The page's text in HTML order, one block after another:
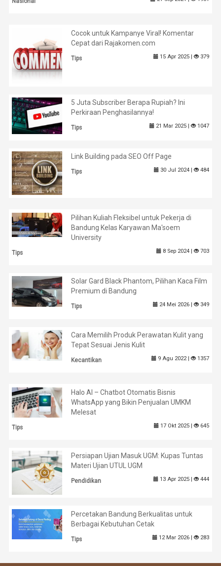
Cocok untuk Kampanye Viral! Komentar
Cepat dari Rajakomen.com
Tips 15 Apr 2025 | 379
5 Juta Subscriber Berapa Rupiah? Ini
Perkiraan Penghasilannya!
Tips 21 Mar 2025 | 1047
Link Building pada SEO Off Page
Tips 30 Jul 2024 | 484
Pilihan Kuliah Fleksibel untuk Pekerja di
Bandung Kelas Karyawan Ma'soem
University
Tips 8 Sep 2024 | 703
Solar Gard Black Phantom, Pilihan Kaca Film
Premium di Bandung
Tips 24 Mei 2026 | 349
Cara Memilih Produk Perawatan Kulit yang
Tepat Sesuai Jenis Kulit
Kecantikan 9 Agu 2022 | 1357
Halo AI – Chatbot Otomatis Bisnis
WhatsApp yang Bikin Penjualan UMKM
Melesat
Tips 17 Okt 2025 | 645
Persiapan Ujian Masuk UGM: Kupas Tuntas
Materi Ujian UTUL UGM
Pendidikan 13 Apr 2025 | 444
Percetakan Bandung Berkualitas untuk
Berbagai Kebutuhan Cetak
Tips 12 Mar 2026 | 283